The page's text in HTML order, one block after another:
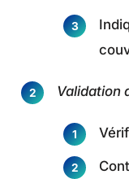
Validation